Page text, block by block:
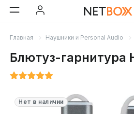
Главная Наушники и Personal Audio
Блютуз-гарнитура
Нет в наличии